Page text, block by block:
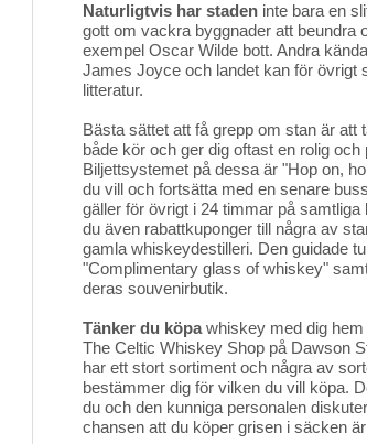
Naturligtvis har staden inte bara en
gott om vackra byggnader att beundra
exempel Oscar Wilde bott. Andra
James Joyce och landet kan för övrigt
litteratur.
Bästa sättet att få grepp om stan är att
både kör och ger dig oftast en rolig
Biljettsystemet på dessa är "Hop on,
du vill och fortsätta med en senare
gäller för övrigt i 24 timmar på
du även rabattkuponger till några av
gamla whiskeydestilleri. Den guidade
"Complimentary glass of whiskey"
deras souvenirbutik.
Tänker du köpawhiskey med dig hem
The Celtic Whiskey Shop på Dawson
har ett stort sortiment och några av
bestämmer dig för vilken du vill köpa.
du och den kunniga personalen
chansen att du köper grisen i säcken